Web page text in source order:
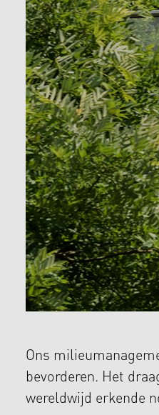
Ons
bevorderen. Het
wereldwijd erkende